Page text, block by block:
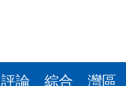
評論 綜合 灣區